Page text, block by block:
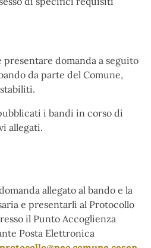
domanda a seguito
da parte del Comune,
i bandi in corso di
allegati.
allegato al bando e la
e presentarli al Protocollo
il Punto Accoglienza
Posta Elettronica